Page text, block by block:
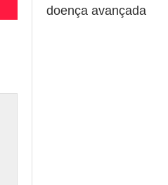
doença avançada